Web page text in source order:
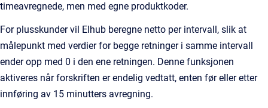
timeavregnede, men med egne produktkoder.
For plusskunder vil Elhub beregne netto per intervall, slik at
målepunkt med verdier for begge retninger i samme intervall
ender opp med 0 i den ene retningen. Denne funksjonen
aktiveres når forskriften er endelig vedtatt, enten før eller etter
innføring av 15 minutters avregning.